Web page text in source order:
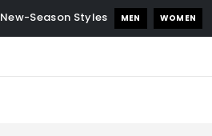
New-Season Styles MEN WOMEN